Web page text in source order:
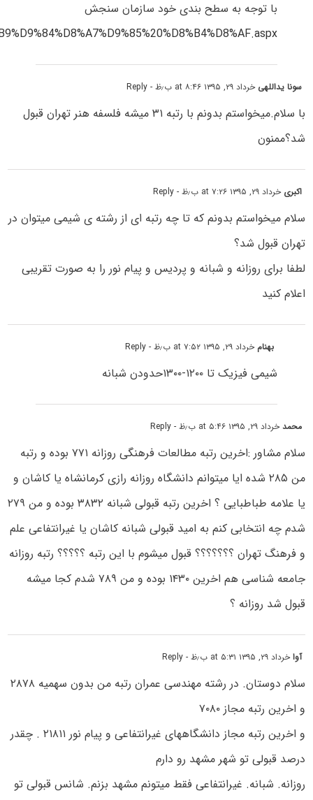
با توجه به سطح بندی خود سازمان سنجش
سونا یداللهی خرداد ۲۹, ۱۳۹۵ at ۸:۴۶ ب٫ظ - Reply
با سلام.میخواستم بدونم با رتبه ۳۱ میشه فلسفه هنر تهران قبول
شد؟ممنون
اکبری خرداد ۲۹, ۱۳۹۵ at ۷:۲۶ ب٫ظ - Reply
سلام میخواستم بدونم که تا چه رتبه ای از رشته ی شیمی میتوان در
تهران قبول شد؟
لطفا برای روزانه و شبانه و پردیس و پیام نور را به صورت تقریبی
اعلام کنید
بهنام خرداد ۲۹, ۱۳۹۵ at ۷:۵۲ ب٫ظ - Reply
شیمی فیزیک تا ۱۲۰۰-۱۳۰۰حدودن شبانه
محمدخرداد ۲۹, ۱۳۹۵ at ۵:۴۶ ب٫ظ - Reply
سلام مشاور :اخرین رتبه مطالعات فرهنگی روزانه ۷۷۱ بوده و رتبه
من ۲۸۵ شده ایا میتوانم دانشگاه روزانه رازی کرمانشاه یا کاشان و
یا علامه طباطبایی ؟ اخرین رتبه قبولی شبانه ۳۸۳۲ بوده و من ۲۷۹
شدم چه انتخابی کنم به امید قبولی شبانه کاشان یا غیرانتفاعی علم
و فرهنگ تهران ؟؟؟؟؟؟؟ قبول میشوم با این رتبه ؟؟؟؟؟ رتبه روزانه
جامعه شناسی هم اخرین ۱۴۳۰ بوده و من ۷۸۹ شدم کجا میشه
قبول شد روزانه ؟
آواخرداد ۲۹, ۱۳۹۵ at ۵:۳۱ ب٫ظ - Reply
سلام دوستان. در رشته مهندسی عمران رتبه من بدون سهمیه ۲۸۷۸
و اخرین رتبه مجاز ۷۰۸۰
و اخرین رتبه مجاز دانشگاههای غیرانتفاعی و پیام نور ۲۱۸۱۱ . چقدر
درصد قبولی تو شهر مشهد رو دارم
روزانه. شبانه. غیرانتفاعی فقط میتونم مشهد بزنم. شانس قبولی تو